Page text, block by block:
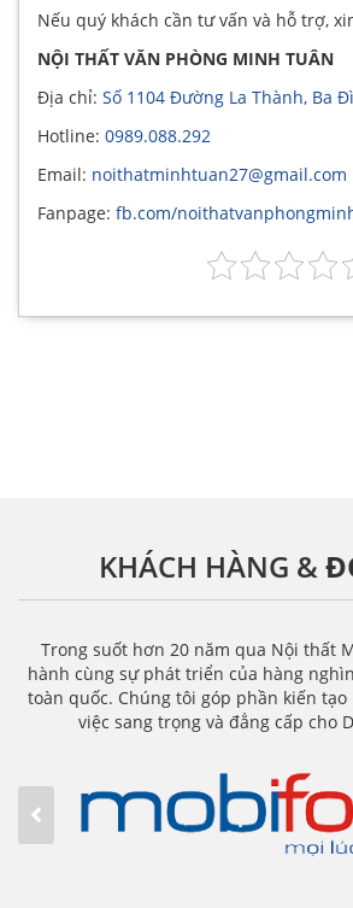
Nếu quý khách cần tư vấn và hỗ trợ,
NỘI THẤT VĂN PHÒNG MINH TUÂN
Địa chỉ: Số 1104 Đường La Thành, Ba
Hotline: 0989.088.292
Email: noithatminhtuan27@gmail.com
Fanpage: fb.com/
KHÁCH HÀNG &
Trong suốt hơn 20 năm qua Nội thất
hành cùng sự phát triển của hàng
toàn quốc. Chúng tôi góp phần kiến
việc sang trọng và đẳng cấp cho